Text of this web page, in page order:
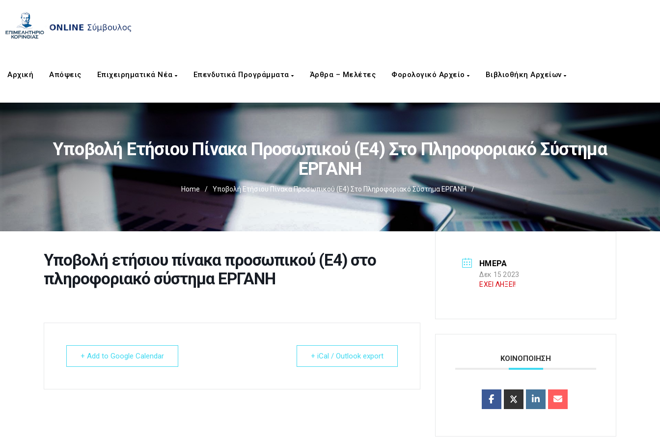
Αρχική Απόψεις Επιχειρηματικά Νέα Επενδυτικά Προγράμματα Άρθρα – Μελέτες Φορολογικό Αρχείο Βιβλιοθήκη Αρχείων
Υποβολή Ετήσιου Πίνακα Προσωπικού (Ε4) Στο Πληροφοριακό Σύστημα
ΕΡΓΑΝΗ
Home / Υποβολή Ετήσιου Πίνακα Προσωπικού (Ε4) Στο Πληροφοριακό Σύστημα ΕΡΓΑΝΗ /
Υποβολή ετήσιου πίνακα προσωπικού (Ε4) στο
πληροφοριακό σύστημα ΕΡΓΑΝΗ
+ Add to Google Calendar + iCal / Outlook export
ΗΜΕΡΑ
Δεκ 15 2023
ΕΧΕΙ ΛΗΞΕΙ!
ΚΟΙΝΟΠΟΙΗΣΗ